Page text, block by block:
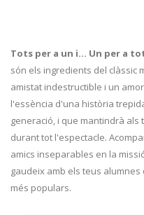
Tots per a un i... Un per a
són els ingredients del clàssic
amistat indestructible i un
l'essència d'una història
generació, i que mantindrà
durant tot l'espectacle.
amics inseparables en la
gaudeix amb els teus
més populars.